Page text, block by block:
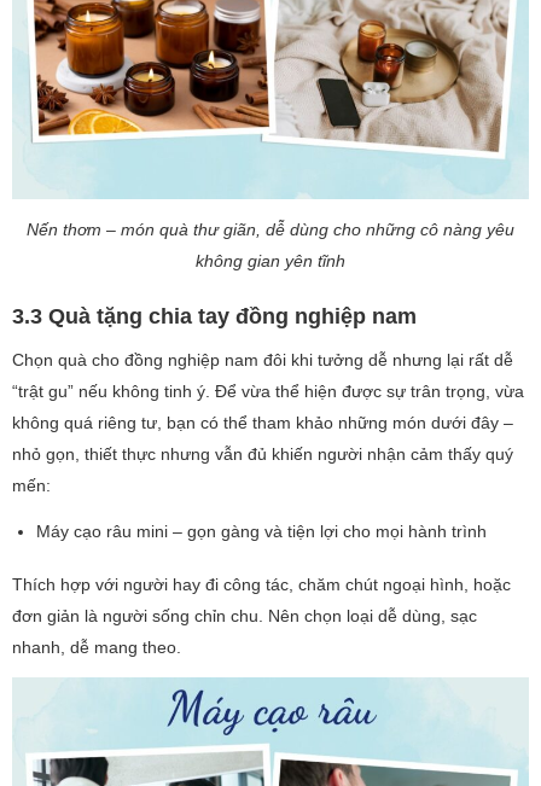
Nến thơm – món quà thư giãn, dễ dùng cho những cô nàng yêu
không gian yên tĩnh
3.3 Quà tặng chia tay đồng nghiệp nam
Chọn quà cho đồng nghiệp nam đôi khi tưởng dễ nhưng lại rất dễ
“trật gu” nếu không tinh ý. Để vừa thể hiện được sự trân trọng, vừa
không quá riêng tư, bạn có thể tham khảo những món dưới đây –
nhỏ gọn, thiết thực nhưng vẫn đủ khiến người nhận cảm thấy quý
mến:
Máy cạo râu mini – gọn gàng và tiện lợi cho mọi hành trình
Thích hợp với người hay đi công tác, chăm chút ngoại hình, hoặc
đơn giản là người sống chỉn chu. Nên chọn loại dễ dùng, sạc
nhanh, dễ mang theo.